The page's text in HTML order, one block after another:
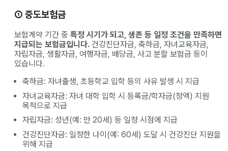
① 중도보험금
보험계약 기간 중 특정 시기가 되고, 생존 등 일정 조건을 만족하면
지급되는 보험금입니다. 건강진단자금, 축하금, 자녀교육자금,
자립자금, 생활자금, 여행자금, 배당금, 사고 분할 보험금 등이
있습니다.
축하금: 자녀출생, 초등학교 입학 등의 사유 발생 시 지급
자녀교육자금: 자녀 대학 입학 시 등록금/학자금(정액) 지원
목적으로 지급
자립자금: 성년(예: 만 20세) 등 일정 시점에 지급
건강진단자금: 일정한 나이(예: 60세) 도달 시 건강진단 지원을
위해 지급